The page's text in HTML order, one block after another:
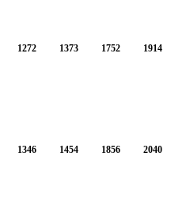
1272 1373 1752 1914
1346 1454 1856 2040